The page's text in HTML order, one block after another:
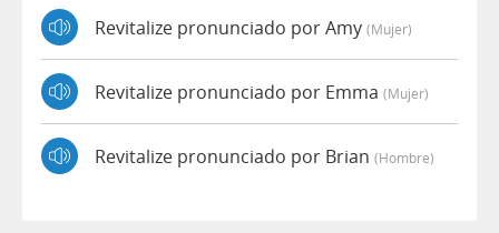
Revitalize pronunciado por Amy (mujer)
Revitalize pronunciado por Emma (mujer)
Revitalize pronunciado por Brian (hombre)